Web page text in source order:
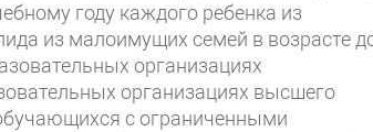
году каждого ребенка из
из малоимущих семей в возрасте
организациях
организациях высшего
с ограниченными